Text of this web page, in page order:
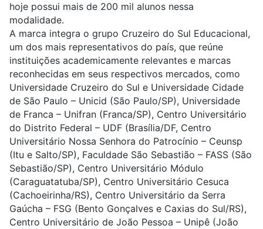
hoje possui mais de 200 mil alunos nessa
modalidade.
A marca integra o grupo Cruzeiro do Sul Educacional,
um dos mais representativos do país, que reúne
instituições academicamente relevantes e marcas
reconhecidas em seus respectivos mercados, como
Universidade Cruzeiro do Sul e Universidade Cidade
de São Paulo – Unicid (São Paulo/SP), Universidade
de Franca – Unifran (Franca/SP), Centro Universitário
do Distrito Federal – UDF (Brasília/DF, Centro
Universitário Nossa Senhora do Patrocínio – Ceunsp
(Itu e Salto/SP), Faculdade São Sebastião – FASS (São
Sebastião/SP), Centro Universitário Módulo
(Caraguatatuba/SP), Centro Universitário Cesuca
(Cachoeirinha/RS), Centro Universitário da Serra
Gaúcha – FSG (Bento Gonçalves e Caxias do Sul/RS),
Centro Universitário de João Pessoa – Unipê (João